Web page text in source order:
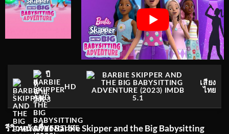
:
ปี
ที่
ฉาย:
2023
HD
5.1
เสียง
ไทย
รีวิวหนังเรื่อง Barbie Skipper and the Big Babysitting